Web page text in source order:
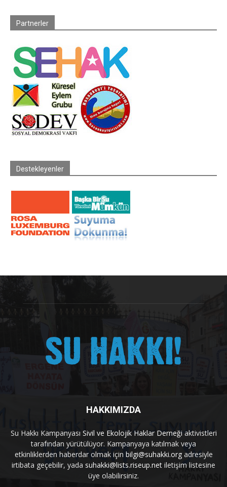
Partnerler
Destekleyenler
HAKKIMIZDA
Su Hakkı Kampanyası Sivil ve Ekolojik Haklar Derneği aktivistleri
tarafından yürütülüyor. Kampanyaya katılmak veya
etkinliklerden haberdar olmak için bilgi@suhakki.orgadresiyle
irtibata geçebilir, yada suhakki@lists.riseup.net iletişim listesine
üye olabilirsiniz.